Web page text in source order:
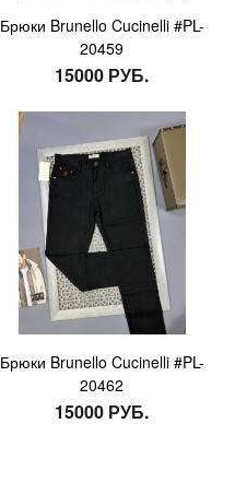
Брюки Brunello Cucinelli #PL-
20459
15000 РУБ.
Брюки Brunello Cucinelli #PL-
20462
15000 РУБ.